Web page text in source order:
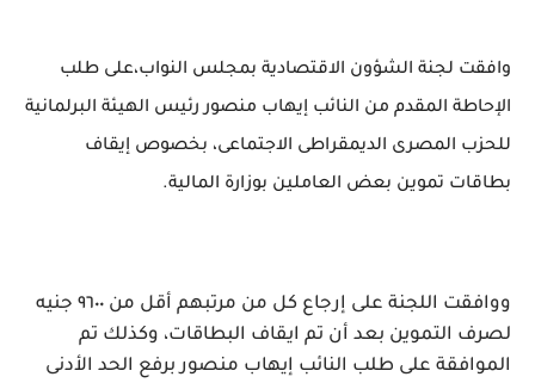
وافقت لجنة الشؤون الاقتصادية بمجلس النواب،على طلب
الإحاطة المقدم من النائب إيهاب منصور رئيس الهيئة البرلمانية
للحزب المصرى الديمقراطى الاجتماعى، بخصوص إيقاف
بطاقات تموين بعض العاملين بوزارة المالية.
ووافقت اللجنة على إرجاع كل من مرتبهم أقل من ٩٦٠٠ جنيه
لصرف التموين بعد أن تم ايقاف البطاقات، وكذلك تم
الموافقة على طلب النائب إيهاب منصور برفع الحد الأدنى